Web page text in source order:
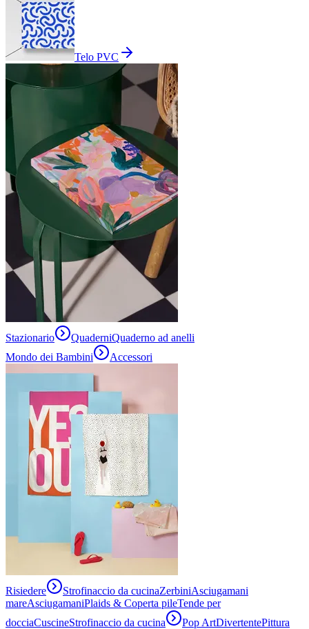
Telo PVC
Stazionario QuaderniQuaderno ad anelli
Mondo dei Bambini
Accessori
Risiedere Strofinaccio da cucinaZerbiniAsciugamani
mareAsciugamaniPlaids & Coperta pileTende per
docciaCuscineStrofinaccio da cucina Pop ArtDivertentePittura